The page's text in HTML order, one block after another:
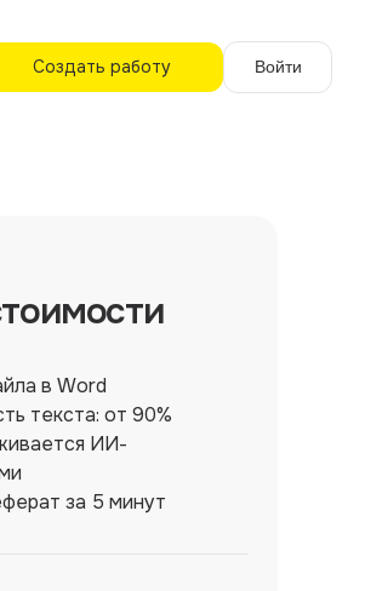
Создать работу Войти
в Word
текста: от 90%
ИИ-
за 5 минут